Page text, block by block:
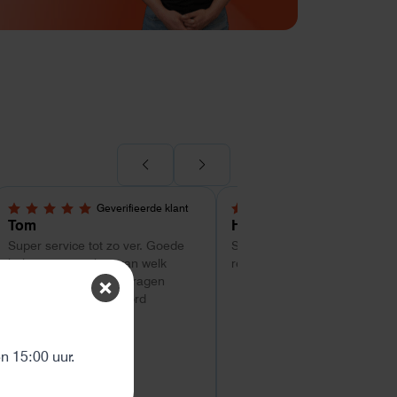
Geverifieerde klant
5,0 van 5 sterren
Tom
Super service tot zo ver. Goede
hulp met uitzoeken van welk
systeem geschikt is. Vragen
worden snel beantwoord
4 van 5 sterren
Hans Kollenbrander
Snelle levering en goede
respons bij installatie.
15:00 uur.